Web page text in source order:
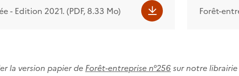
- Edition 2021. (PDF, 8.33 Mo) Forêt-
la version papier de Forêt-entreprise n°256sur notre librairie